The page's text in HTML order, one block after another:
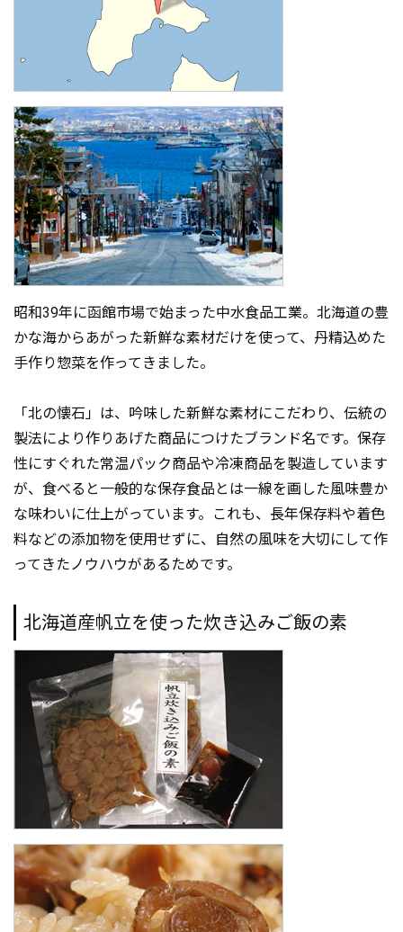
昭和39年に函館市場で始まった中水食品工業。北海道の豊
かな海からあがった新鮮な素材だけを使って、丹精込めた
手作り惣菜を作ってきました。
「北の懐石」は、吟味した新鮮な素材にこだわり、伝統の
製法により作りあげた商品につけたブランド名です。保存
性にすぐれた常温パック商品や冷凍商品を製造しています
が、食べると一般的な保存食品とは一線を画した風味豊か
な味わいに仕上がっています。これも、長年保存料や着色
料などの添加物を使用せずに、自然の風味を大切にして作
ってきたノウハウがあるためです。
北海道産帆立を使った炊き込みご飯の素